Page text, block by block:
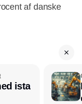
af danske
ista